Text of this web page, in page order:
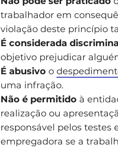
trabalhador em
violação deste princípio
É considerada
objetivo prejudicar
É abusivo o
uma infração.
Não é permitido à
realização ou
responsável pelos testes
empregadora se a